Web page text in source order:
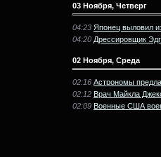
03 Ноября, Четверг
04:23 Японец выловил
04:20 Дрессировщик
02 Ноября, Среда
02:16 Астрономы
02:12 Врач Майкла
02:09 Военные США